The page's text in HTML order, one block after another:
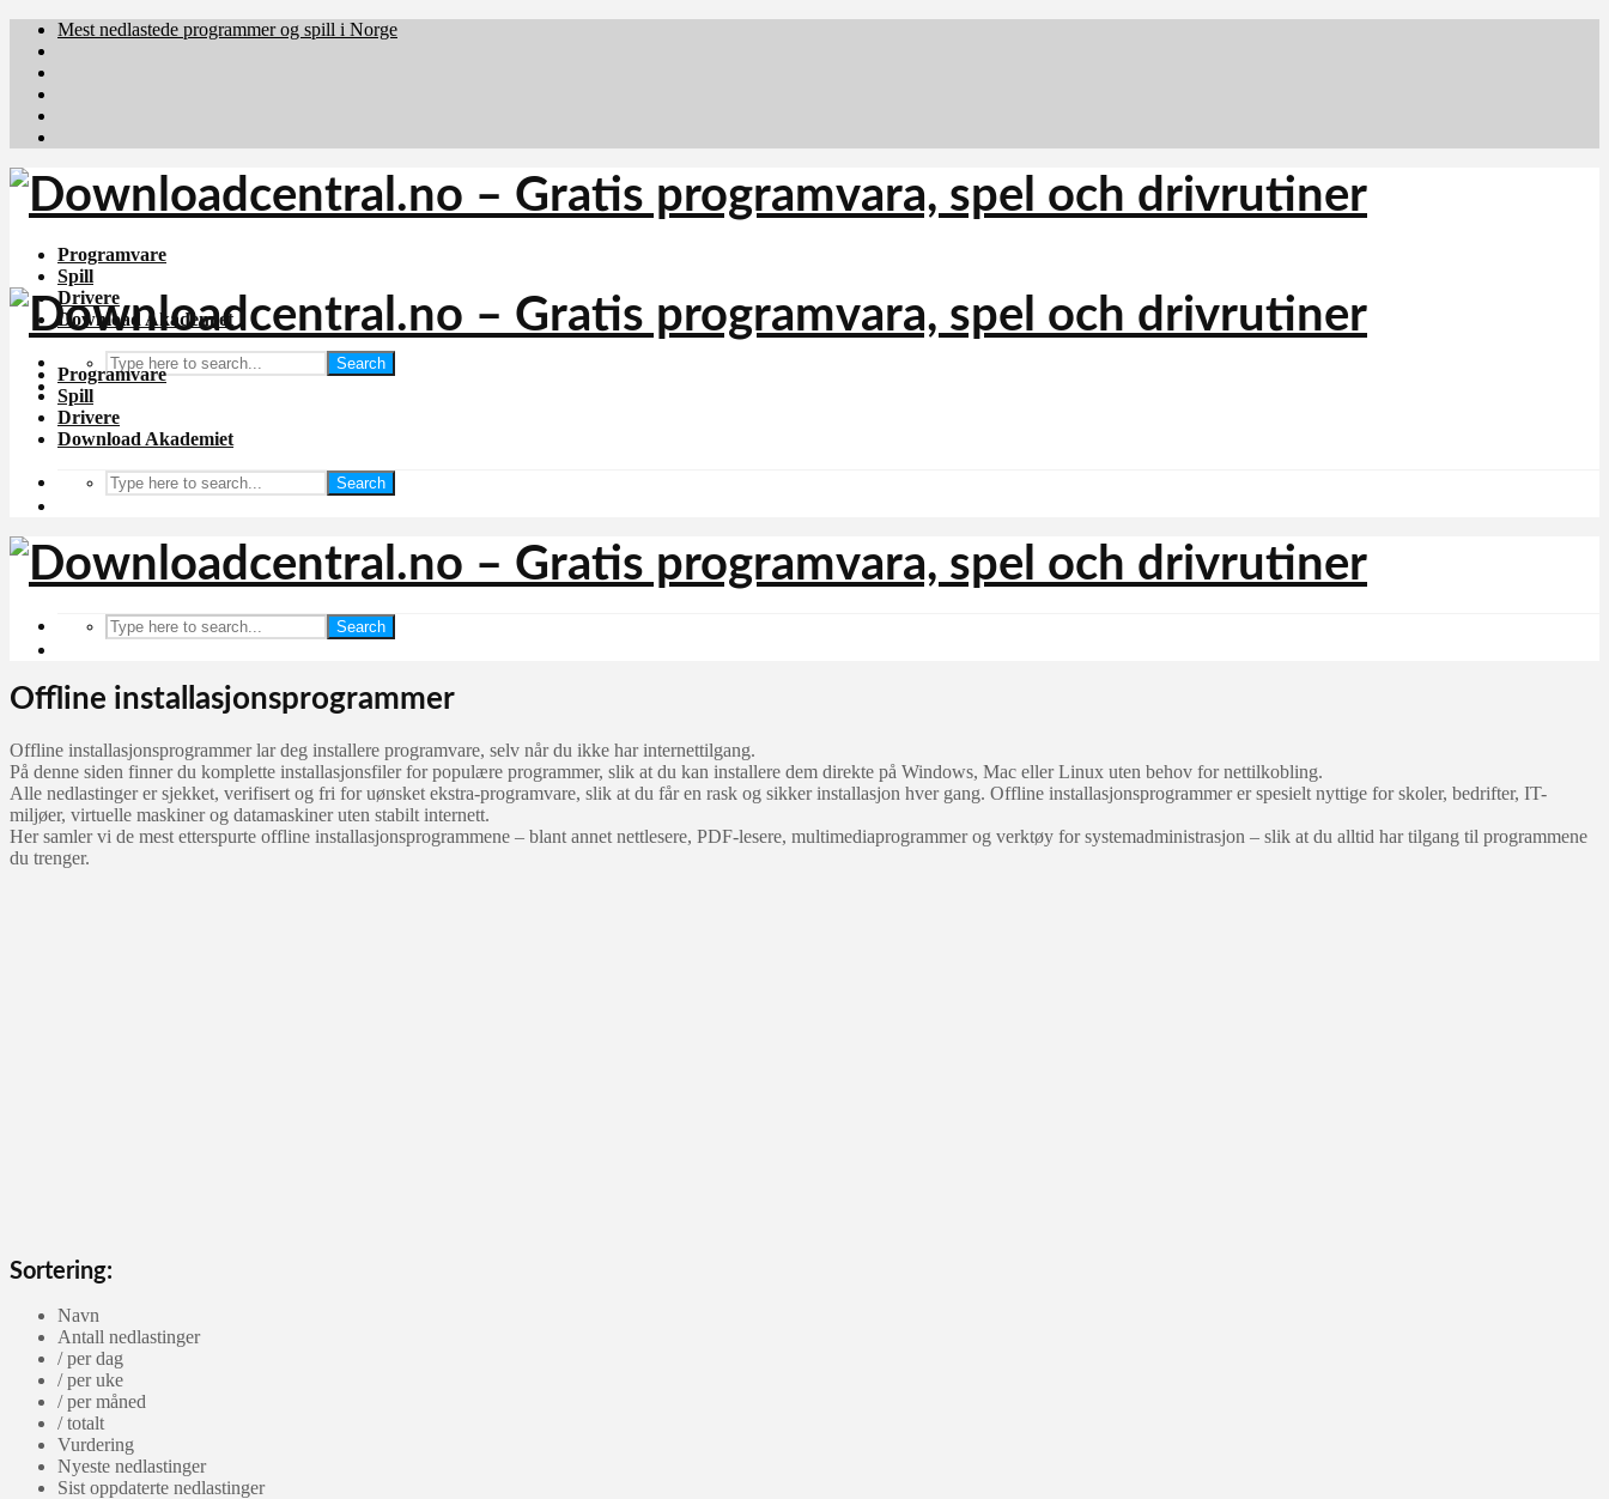
Mest nedlastede programmer og spill i Norge
Programvare
Spill
Drivere
Download Akademiet
Search
Programvare
Spill
Drivere
Download Akademiet
Search
Search
Offline installasjonsprogrammer
Offline installasjonsprogrammer lar deg installere programvare, selv når du ikke har internettilgang.
På denne siden finner du komplette installasjonsfiler for populære programmer, slik at du kan installere dem direkte på Windows, Mac eller Linux uten behov for nettilkobling.
Alle nedlastinger er sjekket, verifisert og fri for uønsket ekstra-programvare, slik at du får en rask og sikker installasjon hver gang. Offline installasjonsprogrammer er spesielt nyttige for skoler, bedrifter, IT-
miljøer, virtuelle maskiner og datamaskiner uten stabilt internett.
Her samler vi de mest etterspurte offline installasjonsprogrammene – blant annet nettlesere, PDF-lesere, multimediaprogrammer og verktøy for systemadministrasjon – slik at du alltid har tilgang til programmene
du trenger.
Sortering:
Navn
Antall nedlastinger
/ per dag
/ per uke
/ per måned
/ totalt
Vurdering
Nyeste nedlastinger
Sist oppdaterte nedlastinger